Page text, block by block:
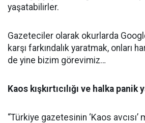
yaşatabilirler.
Gazeteciler olarak okurlarda
karşı farkındalık yaratmak, onları
de yine bizim görevimiz…
Kaos kışkırtıcılığı ve halka panik
“Türkiye gazetesinin ‘Kaos avcısı’